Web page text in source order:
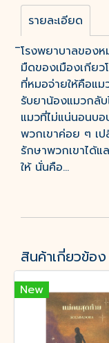
รายละเอียด
โรงพยาบาลของห
มืดของเมืองเกีย
ที่หมอจ่ายให้คือแ
รับยาน้องแมวกลั
แมวที่ไม่แน่นอนบอ
พวกเขาค่อย ๆ เป
รักษาพวกเขาได้แ
ให้ นั่นคือ...
สินค้าเกี่ยวข้อง
New